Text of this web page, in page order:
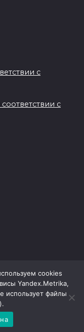
с
с
области
cookies
Yandex.Metrika,
использует файлы
).